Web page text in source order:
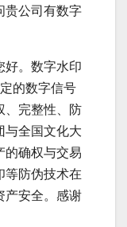
贵公司有数字
好。数字水印
的数字信号
、完整性、防
与全国文化大
的确权与交易
等防伪技术在
产安全。感谢